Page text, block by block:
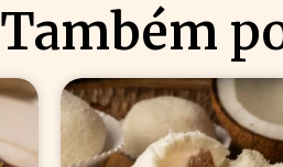
Também